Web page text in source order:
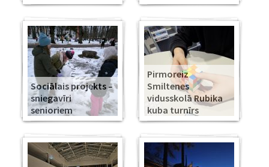
Sociālais projekts –
sniegavīri
senioriem
Pirmoreiz
Smiltenes
vidusskolā Rubika
kuba turnīrs